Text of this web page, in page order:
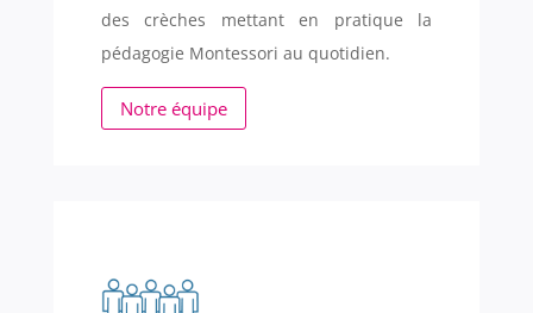
des crèches mettant en pratique la
pédagogie Montessori au quotidien.
Notre équipe